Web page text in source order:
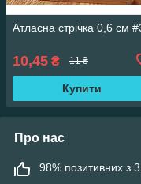
Атласна стрічка 0,6 см
10,45 ₴ 11 ₴
Купити
Про нас
98% позитивних з